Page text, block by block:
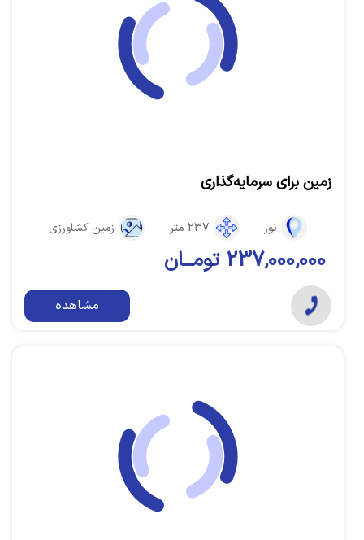
زمین برای سرمایه‌گذاری
نور 237 متر زمین کشاورزی
237,000,000 تومــان
مشاهده